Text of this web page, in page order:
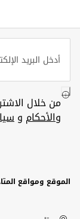
من خلال
والأحكام و
الموقع ومواقع
United
Kuwait
الإمارات
الكويت